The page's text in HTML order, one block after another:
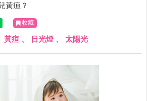
黃疸？
收藏
黃疸 、 日光燈 、 太陽光